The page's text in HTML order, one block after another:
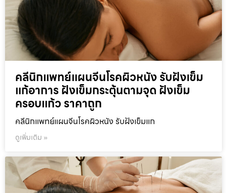
คลีนิกแพทย์แผนจีนโรคผิวหนัง รับฝังเข็ม
แก้อาการ ฝังเข็มกระตุ้นตามจุด ฝังเข็ม
ครอบแก้ว ราคาถูก
คลีนิกแพทย์แผนจีนโรคผิวหนัง รับฝังเข็มแก
ดูเพิ่มเติม »